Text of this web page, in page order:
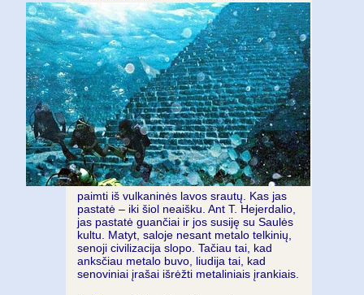
paimti iš vulkaninės lavos srautų. Kas jas
pastatė – iki šiol neaišku. Ant T. Hejerdalio,
jas pastatė guančiai ir jos susiję su Saulės
kultu. Matyt, saloje nesant metalo telkinių,
senoji civilizacija slopo. Tačiau tai, kad
anksčiau metalo buvo, liudija tai, kad
senoviniai įrašai išrėžti metaliniais įrankiais.